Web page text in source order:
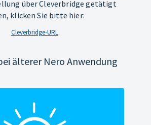
über Cleverbridge getätigt
klicken Sie bitte hier:
Cleverbridge-URL
älterer Nero Anwendung